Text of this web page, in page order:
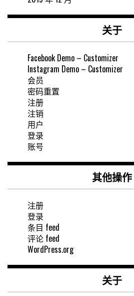
关于
Facebook Demo – Customizer
Instagram Demo – Customizer
会员
密码重置
注册
注销
用户
登录
账号
其他操作
注册
登录
条目 feed
评论 feed
WordPress.org
关于